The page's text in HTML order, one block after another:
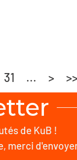
31 ... > >>
de KuB !
merci